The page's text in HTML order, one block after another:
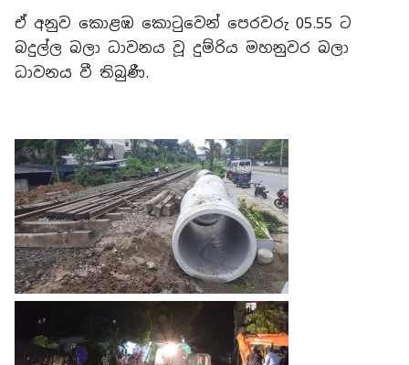
ඒ අනුව කොළඹ කොටුවෙන් පෙරවරු 05.55 ට
බදුල්ල බලා ධාවනය වූ දුම්රිය මහනුවර බලා
ධාවනය වී තිබුණී.